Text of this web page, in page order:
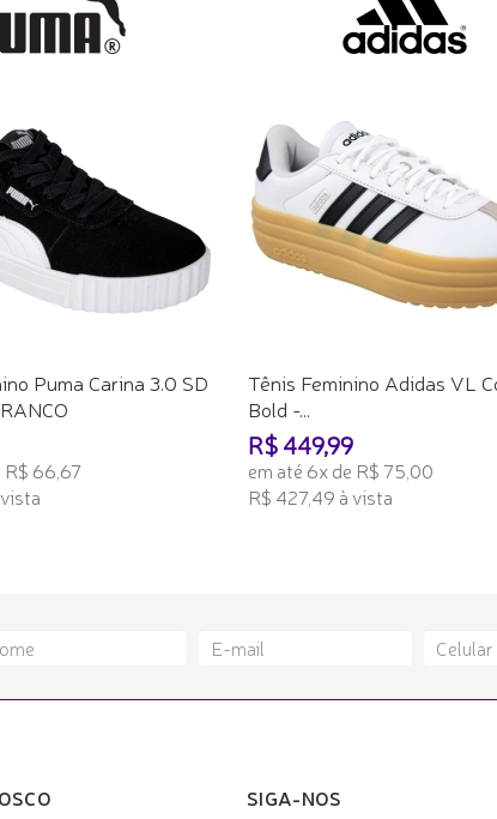
Puma Carina 3.0 SD
R$ 66,67
Tênis Feminino Adidas VL
Bold -...
R$ 449,99
em até 6x de R$ 75,00
R$ 427,49 à vista
SIGA-NOS